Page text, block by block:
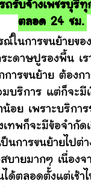
ถรับจ้างเพชรบุรี
ตลอด 24 ชม.
รขนย้ายของเ
ระดาษปูรองพื้น เ
ารขนย้าย ต้องก
บริการ แต่ก็จะมีเ
อย เพราะบริการ
เทพก็จะมีข้อจำกัด
นการขนย้ายไปต่
บายมากๆ เนื่องจ
ได้ตลอดตั้งแต่เช้า